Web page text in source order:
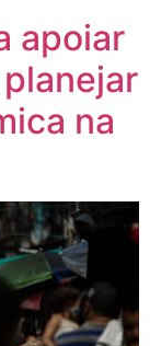
apoiar
na